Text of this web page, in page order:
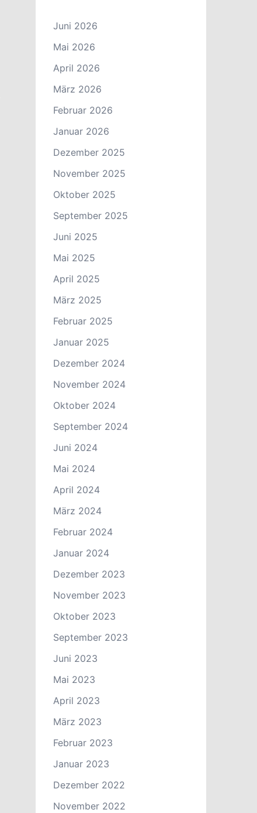
Juni 2026
Mai 2026
April 2026
März 2026
Februar 2026
Januar 2026
Dezember 2025
November 2025
Oktober 2025
September 2025
Juni 2025
Mai 2025
April 2025
März 2025
Februar 2025
Januar 2025
Dezember 2024
November 2024
Oktober 2024
September 2024
Juni 2024
Mai 2024
April 2024
März 2024
Februar 2024
Januar 2024
Dezember 2023
November 2023
Oktober 2023
September 2023
Juni 2023
Mai 2023
April 2023
März 2023
Februar 2023
Januar 2023
Dezember 2022
November 2022